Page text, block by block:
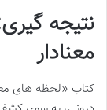
نتیجه
معنادار
کتاب «لحظه های